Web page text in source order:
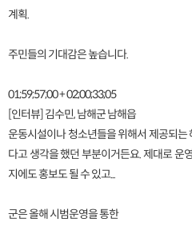
계획.
주민들의 기대감은 높습니다.
01;59;57;00 + 02;00;33;05
[인터뷰] 김수민, 남해군 남해읍
운동시설이나 청소년들을 위해서 제공되
다고 생각을 했던 부분이거든요. 제대로 운
지에도 홍보도 될 수 있고...
군은 올해 시범운영을 통한